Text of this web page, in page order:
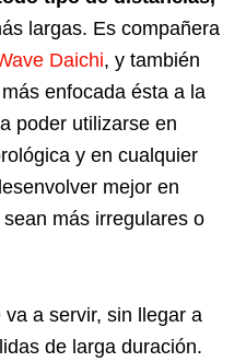
largas. Es compañera
Daichi, y también
enfocada ésta a la
poder utilizarse en
y en cualquier
mejor en
más irregulares o
a servir, sin llegar a
de larga duración.